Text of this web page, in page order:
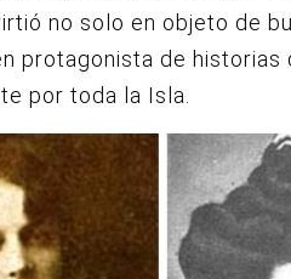
no solo en objeto de
protagonista de historias
por toda la Isla.